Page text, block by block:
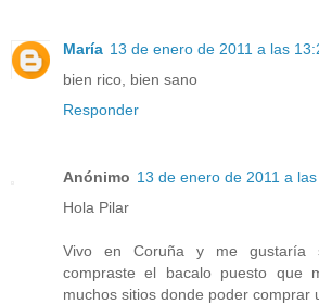
María 13 de enero de 2011 a las
bien rico, bien sano
Responder
Anónimo 13 de enero de 2011 a
Hola Pilar
Vivo en Coruña y me gustaría
compraste el bacalo puesto que
muchos sitios donde poder comprar